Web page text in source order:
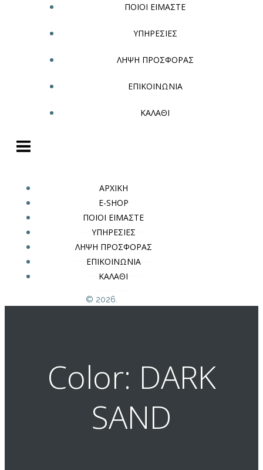
ΠΟΙΟΙ ΕΙΜΑΣΤΕ
ΥΠΗΡΕΣΙΕΣ
ΛΗΨΗ ΠΡΟΣΦΟΡΑΣ
ΕΠΙΚΟΙΝΩΝΙΑ
ΚΑΛΑΘΙ
ΑΡΧΙΚΗ
E-SHOP
ΠΟΙΟΙ ΕΙΜΑΣΤΕ
ΥΠΗΡΕΣΙΕΣ
ΛΗΨΗ ΠΡΟΣΦΟΡΑΣ
ΕΠΙΚΟΙΝΩΝΙΑ
ΚΑΛΑΘΙ
© 2026.
Color: DARK
SAND